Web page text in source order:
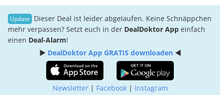
Dieser Deal ist leider abgelaufen. Keine Schnäppchen
mehr verpassen? Setzt euch in der DealDoktor App einfach
einen Deal-Alarm!
► DealDoktor App GRATIS downloaden◄
Newsletter| Facebook| Instagram